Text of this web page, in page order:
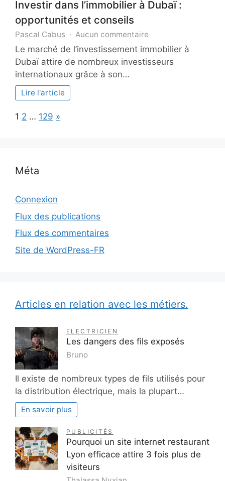
Investir dans l’immobilier à Dubaï :
opportunités et conseils
Pascal Cabus Aucun commentaire
Investir
dans
l’immobilier
Le marché de l’investissement immobilier à
Dubaï attire de nombreux investisseurs
internationaux grâce à son…
Lire l'article
Page:
1 2 … 129 Next
»
Méta
Connexion
Flux des publications
Flux des commentaires
Site de WordPress-FR
Articles en relation avec les métiers.
ELECTRICIEN
Les dangers des fils exposés
Bruno
Il existe de nombreux types de fils utilisés pour
la distribution électrique, mais la plupart…
En savoir plus
PUBLICITÉS
Pourquoi un site internet restaurant
Lyon efficace attire 3 fois plus de
visiteurs